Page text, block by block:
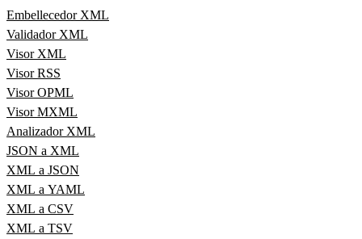
Embellecedor XML
Validador XML
Visor XML
Visor RSS
Visor OPML
Visor MXML
Analizador XML
JSON a XML
XML a JSON
XML a YAML
XML a CSV
XML a TSV